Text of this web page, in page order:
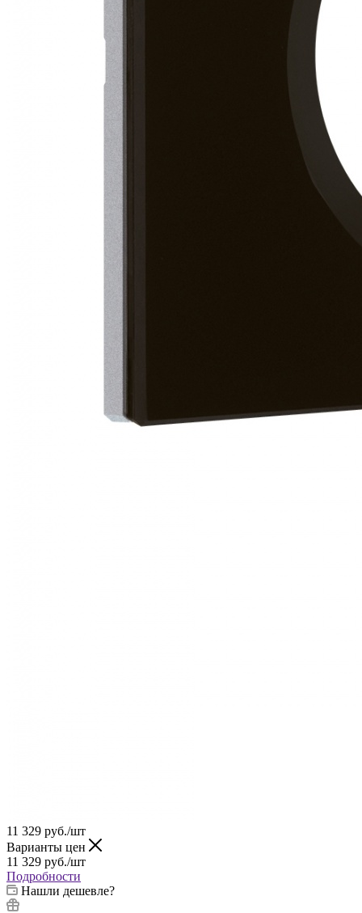
11 329 руб./шт
Варианты цен
11 329 руб./шт
Подробности
Нашли дешевле?